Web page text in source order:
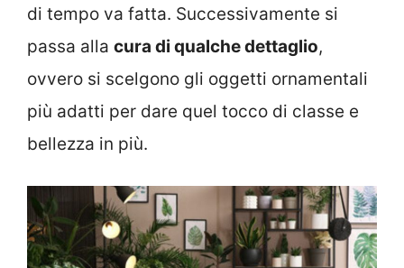
di tempo va fatta. Successivamente si
passa alla cura di qualche dettaglio,
ovvero si scelgono gli oggetti ornamentali
più adatti per dare quel tocco di classe e
bellezza in più.